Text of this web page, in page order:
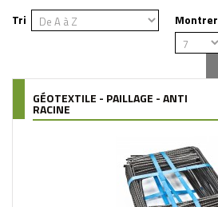
Tri Montrer
GÉOTEXTILE - PAILLAGE - ANTI
RACINE